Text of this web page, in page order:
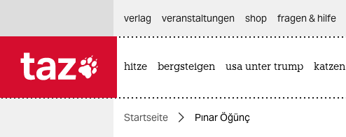
themen
verlag
veranstaltungen shop fragen & hilfe
hitze bergsteigen usa unter trump katzen
Startseite Pınar Öğünç